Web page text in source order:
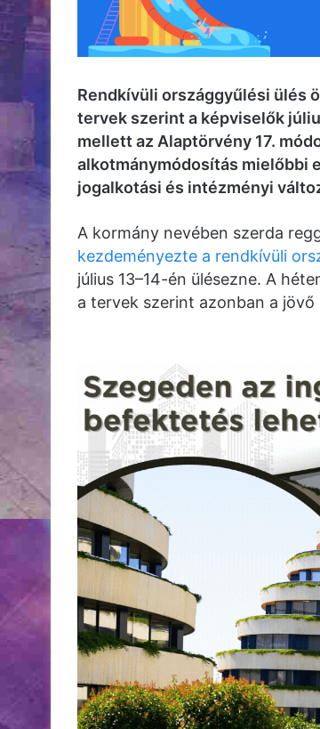
Rendkívüli országgyűlési ülés
tervek szerint a képviselők
mellett az Alaptörvény 17.
alkotmánymódosítás mielőbbi
jogalkotási és intézményi
A kormány nevében szerda
kezdeményezte a rendkívüli
július 13–14-én ülésezne. A
a tervek szerint azonban a